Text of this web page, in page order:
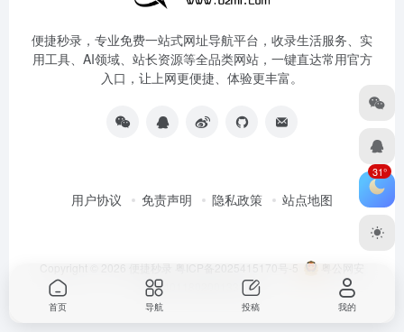
便捷秒录，专业免费一站式网址导航平台，收录生活服务、实
用工具、AI领域、站长资源等全品类网站，一键直达常用官方
入口，让上网更便捷、体验更丰富。
用户协议 免责声明 隐私政策 站点地图
Copyright © 2026 便捷秒录 粤ICP备2025415170号-5
粤公网安
备44011802001333号
31°
首页 导航 投稿 我的